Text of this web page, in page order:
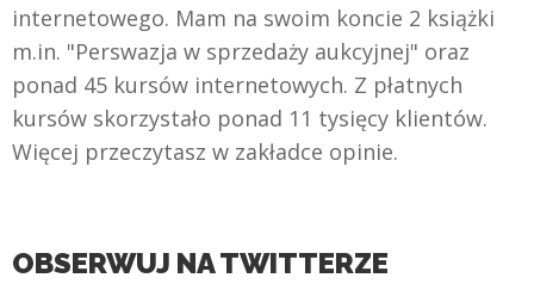
internetowego. Mam na swoim koncie 2 książki
m.in. "Perswazja w sprzedaży aukcyjnej" oraz
ponad 45 kursów internetowych. Z płatnych
kursów skorzystało ponad 11 tysięcy klientów.
Więcej przeczytasz w zakładce opinie.
OBSERWUJ NA TWITTERZE